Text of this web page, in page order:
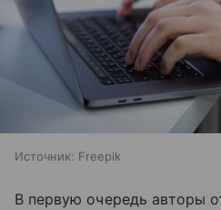
Источник: Freepik
В первую очередь авторы